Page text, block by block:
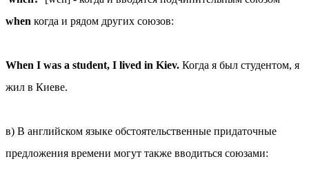
when когда и рядом других союзов:
When I was a student, I lived in Kiev. Когда я был студентом, я
жил в Киеве.
в) В английском языке обстоятельственные придаточные
предложения времени могут также вводиться союзами: